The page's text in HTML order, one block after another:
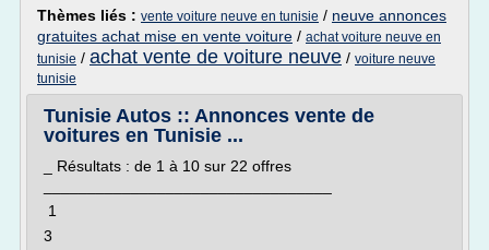
Thèmes liés : vente voiture neuve en tunisie / neuve annonces
gratuites achat mise en vente voiture / achat voiture neuve en
tunisie / achat vente de voiture neuve / voiture neuve
tunisie
Tunisie Autos :: Annonces vente de
voitures en Tunisie ...
_ Résultats : de 1 à 10 sur 22 offres
1
3